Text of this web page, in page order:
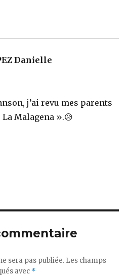
Danielle
j’ai revu mes parents
Malagena ».😥
sera pas publiée. Les champs
avec *